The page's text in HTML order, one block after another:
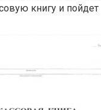
книгу и пойдет